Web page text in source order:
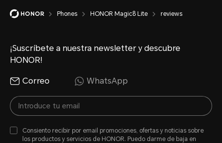
Phones HONOR Magic8 Lite reviews
¡Suscríbete a nuestra newsletter y descubre
HONOR!
Correo WhatsApp
Consiento recibir por email promociones, ofertas y noticias sobre
los productos y servicios de HONOR. Puedo darme de baja en